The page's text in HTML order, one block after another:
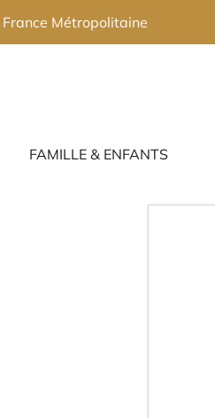
FAMILLE & ENFANTS
Métropolitaine